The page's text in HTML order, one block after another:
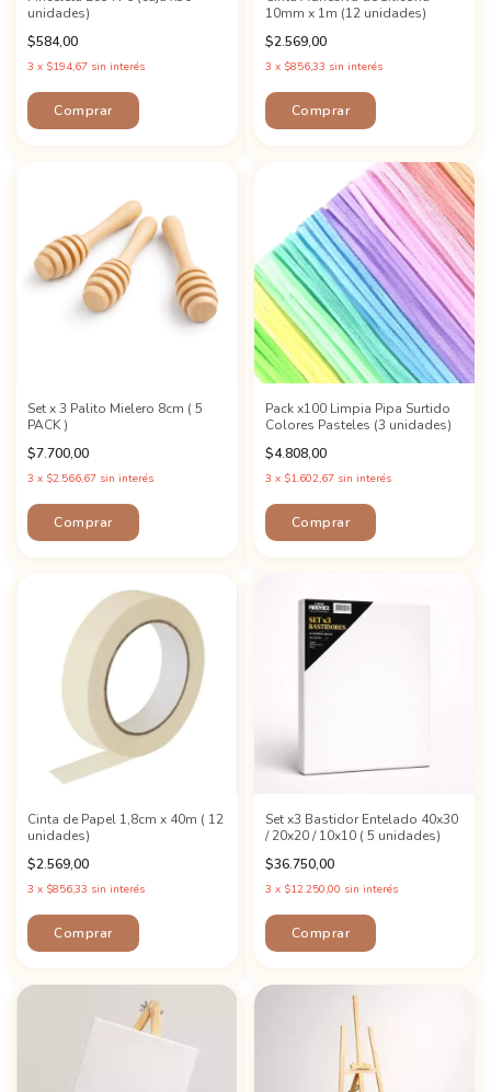
unidades)
$584,00
3 x $194,67 sin interés
10mm x 1m (12 unidades)
$2.569,00
3 x $856,33 sin interés
Set x 3 Palito Mielero 8cm ( 5
PACK )
$7.700,00
3 x $2.566,67 sin interés
Pack x100 Limpia Pipa Surtido
Colores Pasteles (3 unidades)
$4.808,00
3 x $1.602,67 sin interés
Cinta de Papel 1,8cm x 40m ( 12
unidades)
$2.569,00
3 x $856,33 sin interés
Set x3 Bastidor Entelado 40x30
/ 20x20 / 10x10 ( 5 unidades)
$36.750,00
3 x $12.250,00 sin interés